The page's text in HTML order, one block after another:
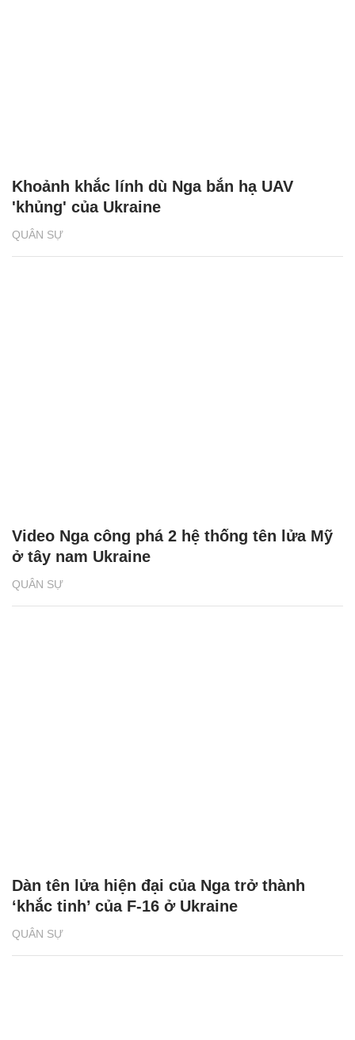
QUÂN SỰ
Khoảnh khắc lính dù Nga bắn hạ UAV
'khủng' của Ukraine
QUÂN SỰ
Video Nga công phá 2 hệ thống tên lửa Mỹ
ở tây nam Ukraine
QUÂN SỰ
Dàn tên lửa hiện đại của Nga trở thành
‘khắc tinh’ của F-16 ở Ukraine